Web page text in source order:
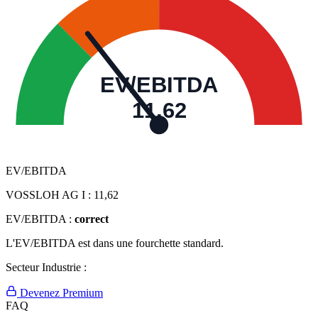
EV/EBITDA
11,62
EV/EBITDA
VOSSLOH AG I : 11,62
EV/EBITDA : correct
L'EV/EBITDA est dans une fourchette standard.
Secteur Industrie :
Devenez Premium
FAQ